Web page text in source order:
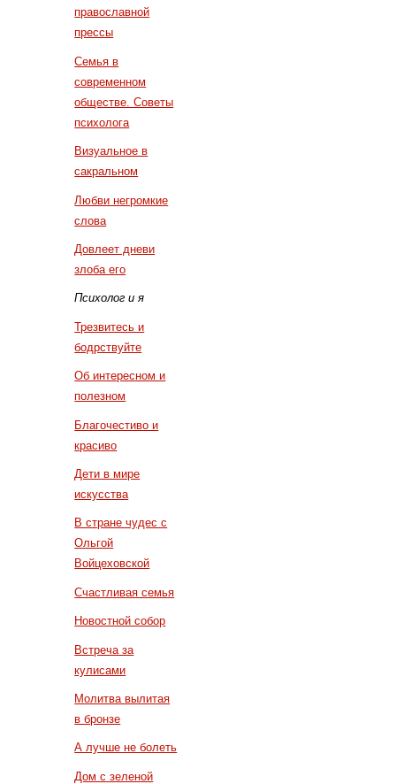
православной
прессы
Семья в
современном
обществе. Советы
психолога
Визуальное в
сакральном
Любви негромкие
слова
Довлеет дневи
злоба его
Психолог и я
Трезвитесь и
бодрствуйте
Об интересном и
полезном
Благочестиво и
красиво
Дети в мире
искусства
В стране чудес с
Ольгой
Войцеховской
Счастливая семья
Новостной собор
Встреча за
кулисами
Молитва вылитая
в бронзе
А лучше не болеть
Дом с зеленой